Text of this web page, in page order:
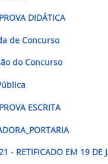
DIDÁTICA
de Concurso
do Concurso
ESCRITA
- RETIFICADO EM 19 DE